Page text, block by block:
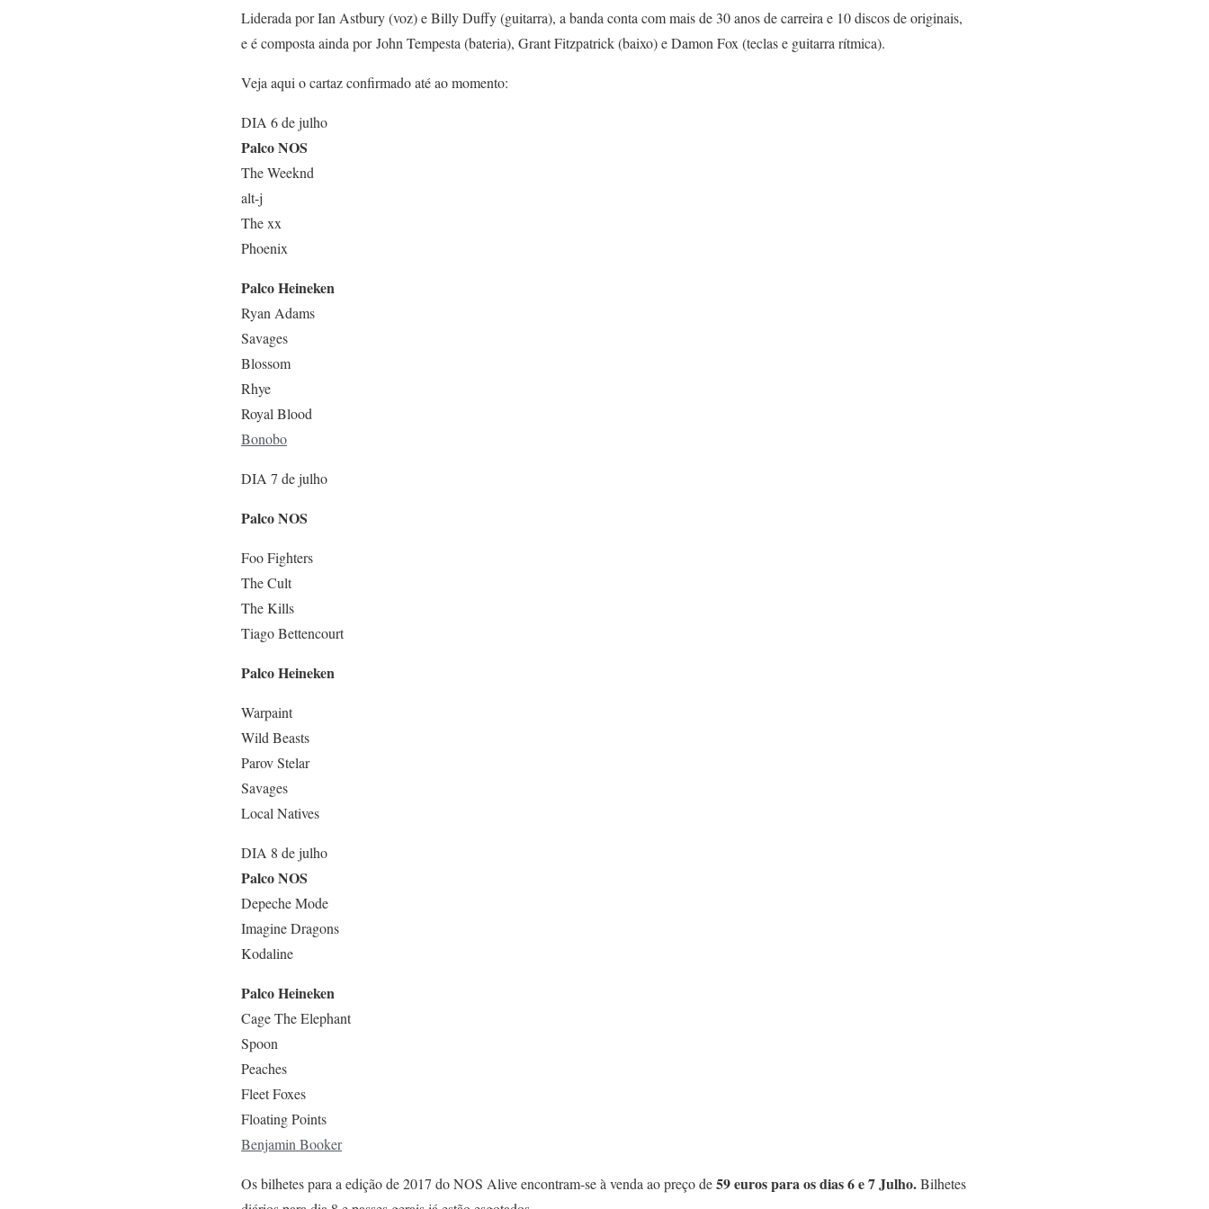
Liderada por Ian Astbury (voz) e Billy Duffy (guitarra), a banda conta com mais de 30 anos de carreira e 10 discos de originais,
e é composta ainda por John Tempesta (bateria), Grant Fitzpatrick (baixo) e Damon Fox (teclas e guitarra rítmica).
Veja aqui o cartaz confirmado até ao momento:
DIA 6 de julho
Palco NOS
The Weeknd
alt-j
The xx
Phoenix
Palco Heineken
Ryan Adams
Savages
Blossom
Rhye
Royal Blood
Bonobo
DIA 7 de julho
Palco NOS
Foo Fighters
The Cult
The Kills
Tiago Bettencourt
Palco Heineken
Warpaint
Wild Beasts
Parov Stelar
Savages
Local Natives
DIA 8 de julho
Palco NOS
Depeche Mode
Imagine Dragons
Kodaline
Palco Heineken
Cage The Elephant
Spoon
Peaches
Fleet Foxes
Floating Points
Benjamin Booker
Os bilhetes para a edição de 2017 do NOS Alive encontram-se à venda ao preço de59 euros para os dias 6 e 7 Julho.Bilhetes